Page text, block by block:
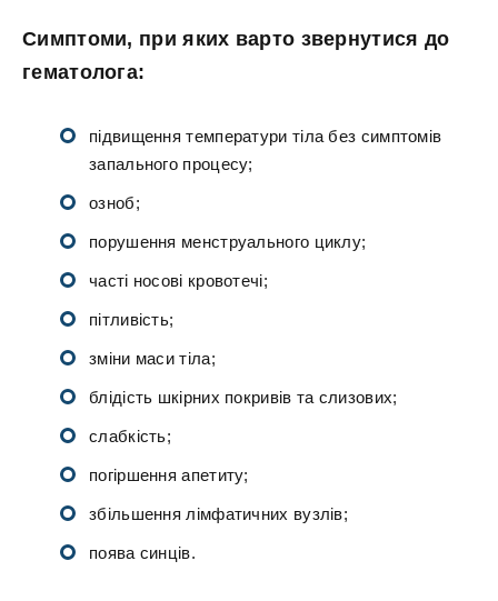
Симптоми, при яких варто звернутися до
гематолога:
підвищення температури тіла без симптомів
запального процесу;
озноб;
порушення менструального циклу;
часті носові кровотечі;
пітливість;
зміни маси тіла;
блідість шкірних покривів та слизових;
слабкість;
погіршення апетиту;
збільшення лімфатичних вузлів;
поява синців.